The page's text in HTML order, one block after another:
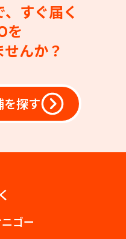
すぐ届く
を
んか？
探す
ゴー